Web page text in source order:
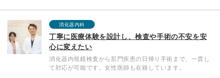
消化器内科
丁寧に医療体験を設計し、検査や手術の不安を安
心に変えたい
消化器内視鏡検査から肛門疾患の日帰り手術まで、一貫し
て対応が可能です。女性医師も在籍しています。